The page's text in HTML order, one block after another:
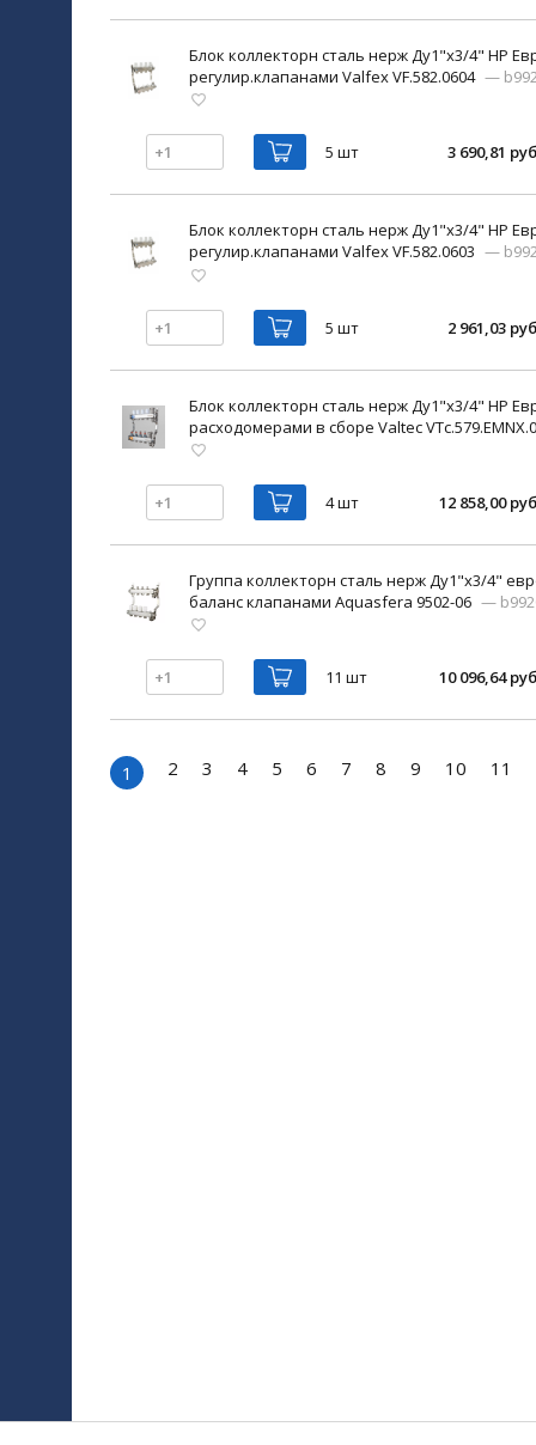
Блок коллекторн сталь нерж Ду1"х3/4" НР
регулир.клапанами Valfex VF.582.0604 —
5 шт 3 690,81
Блок коллекторн сталь нерж Ду1"х3/4" НР
регулир.клапанами Valfex VF.582.0603 —
5 шт 2 961,03
Блок коллекторн сталь нерж Ду1"х3/4" НР
расходомерами в сборе Valtec
4 шт 12 858,00
Группа коллекторн сталь нерж Ду1"х3/4"
баланс клапанами Aquasfera 9502-06 —
11 шт 10 096,64
1 2 3 4 5 6 7 8 9 10 11